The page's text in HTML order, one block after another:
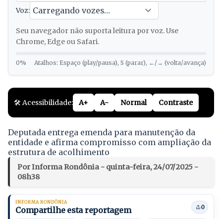
Voz:
Seu navegador não suporta leitura por voz. Use
Chrome, Edge ou Safari.
0% Atalhos: Espaço (play/pausa), S (parar), ←/→ (volta/avança)
🛠️ Acessibilidade: A+ A- Normal Contraste
Deputada entrega emenda para manutenção da
entidade e afirma compromisso com ampliação da
estrutura de acolhimento
Por Informa Rondônia - quinta-feira, 24/07/2025 -
08h38
INFORMA RONDÔNIA
Compartilhe esta reportagem 0